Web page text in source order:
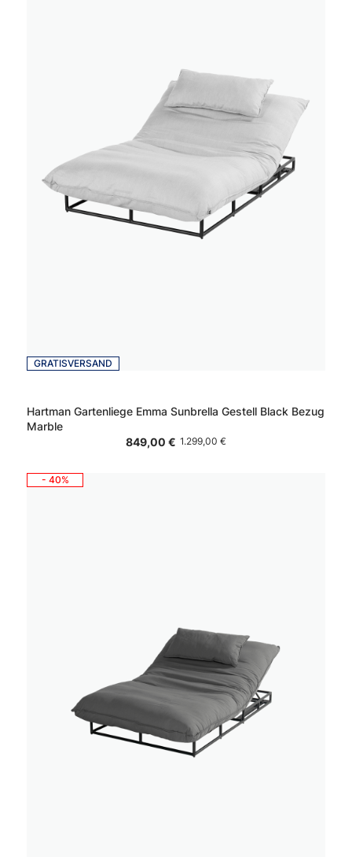
GRATISVERSAND
Hartman Gartenliege Emma Sunbrella Gestell Black Bezug
Marble
849,00 € 1.299,00 €
- 40%